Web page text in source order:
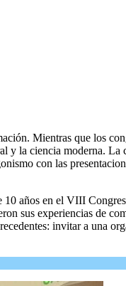
Mientras que los
y la ciencia moderna.
con las
años en el VIII
sus experiencias de
invitar a una